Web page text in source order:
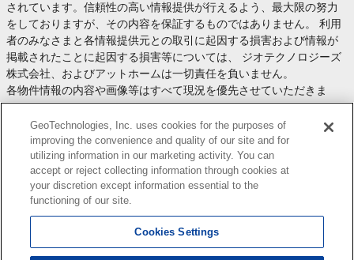
されています。信頼性の高い情報提供が行えるよう、最大限の努力
をしておりますが、その内容を保証するものではありません。 利用
者のみなさまと各情報提供元との取引に起因する損害および情報が
掲載されたことに起因する損害等については、 ジオテクノロジーズ
株式会社、およびアットホームは一切責任を負いません。
各物件情報の内容や画像等はすべて現況を優先させていただきま
す。
お取引等（お取引の準備、資金調達等を含みます）の際には、内容
や契約条件等について、 各情報提供元より十分な説明を受け、ご自
身でご確認の上、判断してください。
このコーナーへの物件情報のご掲載、その他不動産業務ソリューシ
ョン等についての不動産会社様のお問合せはこちら
します。
GeoTechnologies, Inc. uses cookies for the purposes of
improving the convenience and quality of our site and for
utilizing information in our marketing activity. You can
accept or reject collecting information through cookies at
your discretion except information essential to the
functioning of our site.
Cookies Settings